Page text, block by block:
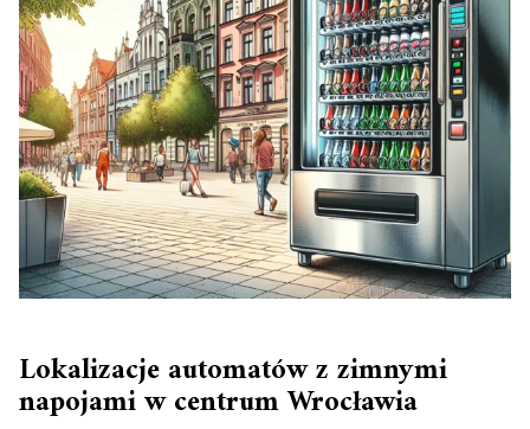
Lokalizacje automatów z zimnymi
napojami w centrum Wrocławia